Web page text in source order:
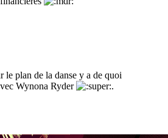
le plan de la danse y a de quoi
Wynona Ryder
.